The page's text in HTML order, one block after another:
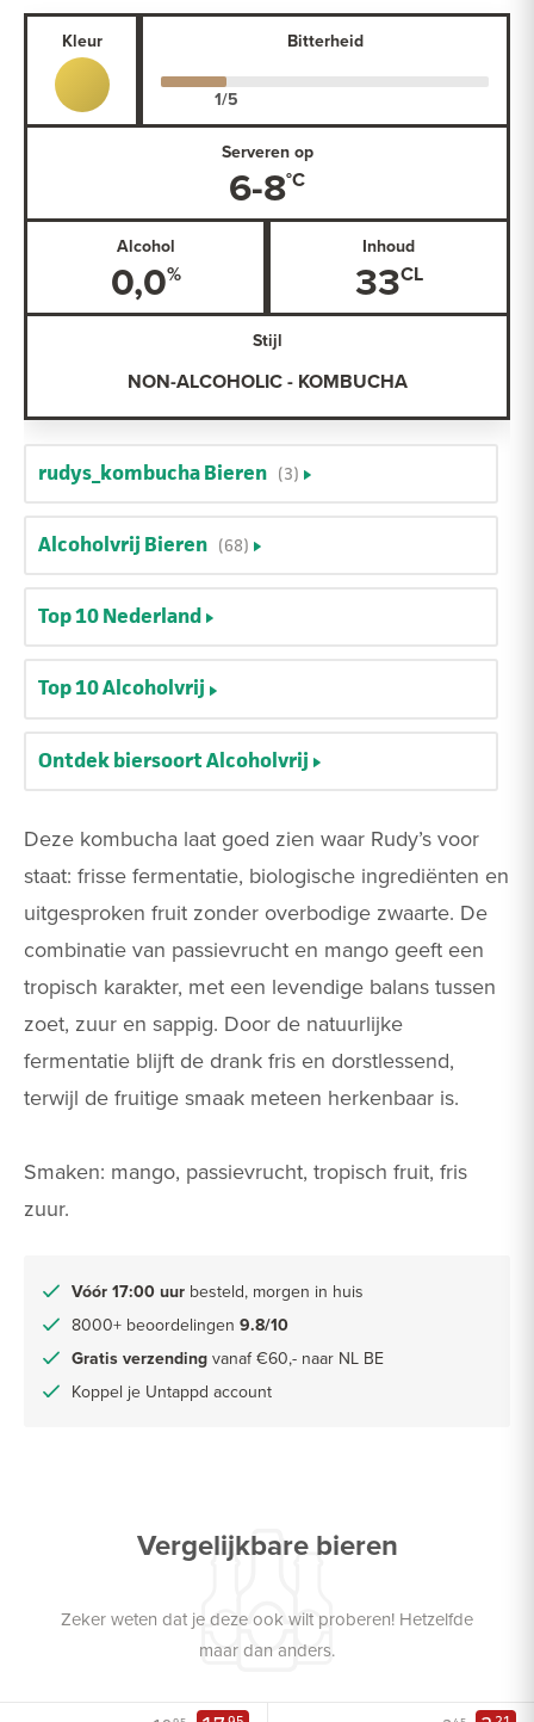
Deze kombucha laat goed zien waar Rudy’s voor
staat: frisse fermentatie, biologische ingrediënten en
uitgesproken fruit zonder overbodige zwaarte. De
combinatie van passievrucht en mango geeft een
tropisch karakter, met een levendige balans tussen
zoet, zuur en sappig. Door de natuurlijke
fermentatie blijft de drank fris en dorstlessend,
terwijl de fruitige smaak meteen herkenbaar is.
Smaken: mango, passievrucht, tropisch fruit, fris
zuur.
Vóór 17:00 uur besteld, morgen in huis
8000+ beoordelingen 9.8/10
Gratis verzending vanaf €60,- naar NL BE
Koppel je Untappd account
Kleur Bitterheid
Serveren op
6-8
Alcohol
0,0
Inhoud
33
Stijl
NON-ALCOHOLIC - KOMBUCHA
rudys_kombucha Bieren (3)
Alcoholvrij Bieren (68)
Top 10 Nederland
Top 10 Alcoholvrij
Ontdek biersoort Alcoholvrij
Vergelijkbare bieren
Zeker weten dat je deze ook wilt proberen! Hetzelfde
maar dan anders.